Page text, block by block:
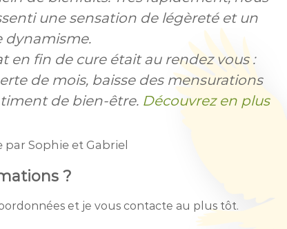
une sensation de légèreté et un
dynamisme.
en fin de cure était au rendez vous :
de mois, baisse des mensurations
de bien-être. Découvrez en plus
par Sophie et Gabriel
?
et je vous contacte au plus tôt.